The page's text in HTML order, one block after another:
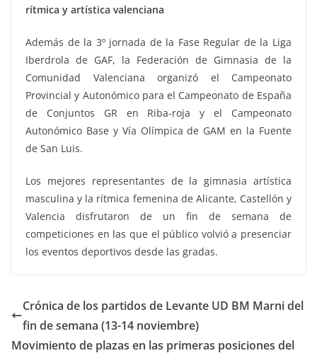
rítmica y artística valenciana
Además de la 3º jornada de la Fase Regular de la Liga
Iberdrola de GAF, la Federación de Gimnasia de la
Comunidad Valenciana organizó el Campeonato
Provincial y Autonómico para el Campeonato de España
de Conjuntos GR en Riba-roja y el Campeonato
Autonómico Base y Vía Olímpica de GAM en la Fuente
de San Luis.
Los mejores representantes de la gimnasia artística
masculina y la rítmica femenina de Alicante, Castellón y
Valencia disfrutaron de un fin de semana de
competiciones en las que el público volvió a presenciar
los eventos deportivos desde las gradas.
Crónica de los partidos de Levante UD BM Marni del
fin de semana (13-14 noviembre)
Movimiento de plazas en las primeras posiciones del